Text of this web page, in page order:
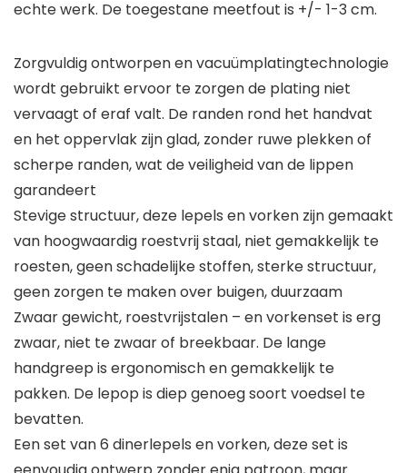
echte werk. De toegestane meetfout is +/- 1-3 cm.
Zorgvuldig ontworpen en vacuümplatingtechnologie
wordt gebruikt ervoor te zorgen de plating niet
vervaagt of eraf valt. De randen rond het handvat
en het oppervlak zijn glad, zonder ruwe plekken of
scherpe randen, wat de veiligheid van de lippen
garandeert
Stevige structuur, deze lepels en vorken zijn gemaakt
van hoogwaardig roestvrij staal, niet gemakkelijk te
roesten, geen schadelijke stoffen, sterke structuur,
geen zorgen te maken over buigen, duurzaam
Zwaar gewicht, roestvrijstalen – en vorkenset is erg
zwaar, niet te zwaar of breekbaar. De lange
handgreep is ergonomisch en gemakkelijk te
pakken. De lepop is diep genoeg soort voedsel te
bevatten.
Een set van 6 dinerlepels en vorken, deze set is